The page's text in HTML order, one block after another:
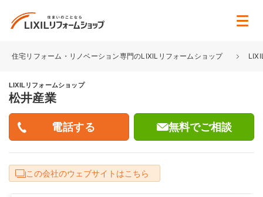
住宅リフォーム・リノベーション専門のLIXILリフォームショップ
LIXILリフォームショップ
松井産業
無料でご相談
この会社のウェブサイトはこちら